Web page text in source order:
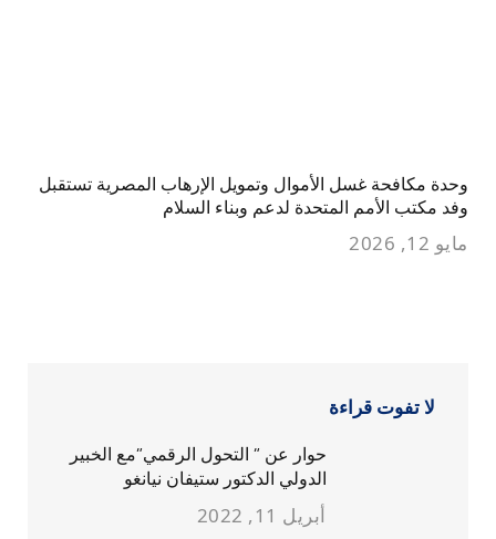
وحدة مكافحة غسل الأموال وتمويل الإرهاب المصرية تستقبل
وفد مكتب الأمم المتحدة لدعم وبناء السلام
مايو 12, 2026
لا تفوت قراءة
حوار عن ” التحول الرقمي”مع الخبير
الدولي الدكتور ستيفان نيانغو
أبريل 11, 2022